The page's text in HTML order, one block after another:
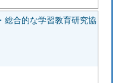
合的な学習教育研究協